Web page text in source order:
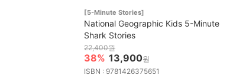
[5-Minute Stories]
National Geographic Kids 5-Minute
Shark Stories
22,400원
38% 13,900원
ISBN : 9781426375651